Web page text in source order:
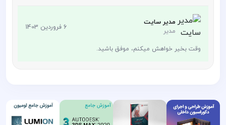
مدیر سایت
مدیر 6 فروردین 1403
وقت بخیر خواهش میکنم، موفق باشید.